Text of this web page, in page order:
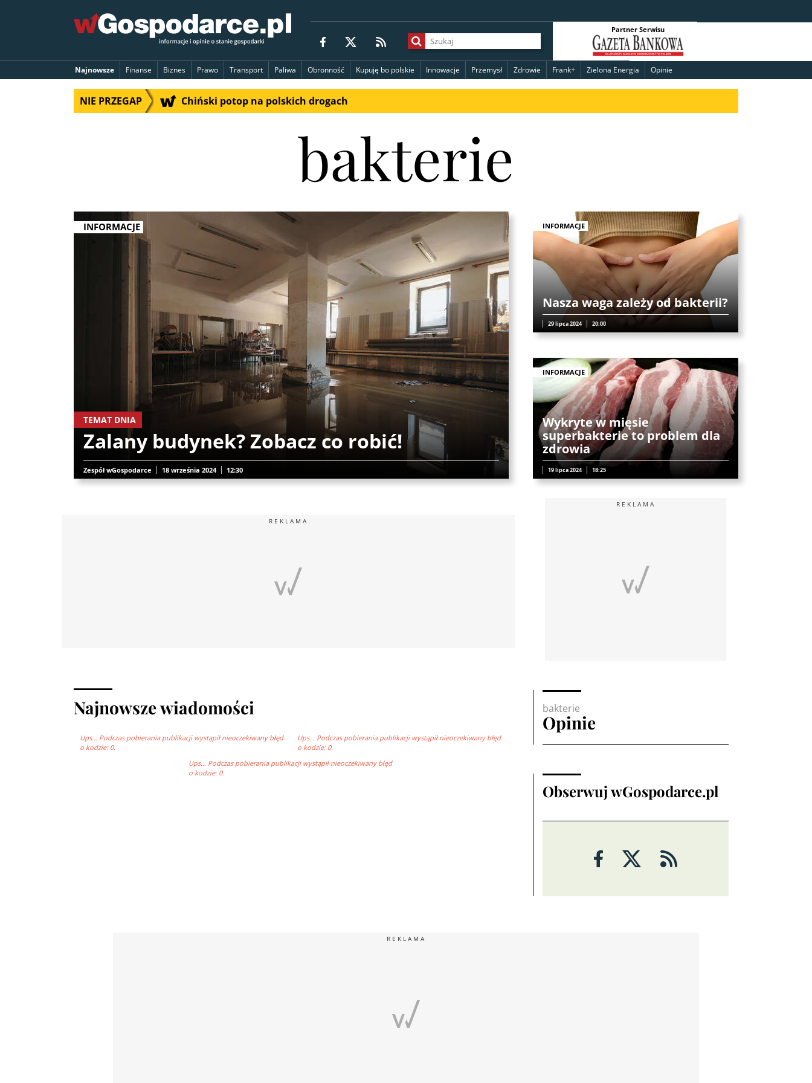
Partner Serwisu
Najnowsze Finanse Biznes Prawo Transport Paliwa Obronność Kupuję bo polskie Innowacje Przemysł Zdrowie Frank+ Zielona Energia Opinie
NIE PRZEGAP Chiński potop na polskich drogach
bakterie
INFORMACJE
TEMAT DNIA
Zalany budynek? Zobacz co robić!
Zespół wGospodarce 18 września 2024 12:30
INFORMACJE
Nasza waga zależy od bakterii?
29 lipca 2024 20:00
INFORMACJE
Wykryte w mięsie
superbakterie to problem dla
zdrowia
19 lipca 2024 18:25
REKLAMA
Najnowsze wiadomości
Ups… Podczas pobierania publikacji wystąpił nieoczekiwany błęd
o kodzie: 0.
Ups… Podczas pobierania publikacji wystąpił nieoczekiwany błęd
o kodzie: 0.
Ups… Podczas pobierania publikacji wystąpił nieoczekiwany błęd
o kodzie: 0.
REKLAMA
bakterie
Opinie
Obserwuj wGospodarce.pl
REKLAMA